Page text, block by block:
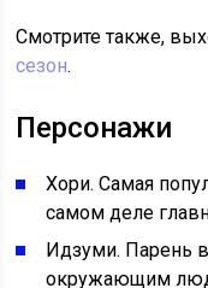
Смотрите также,
сезон.
Персонажи
Хори. Самая
самом деле
Идзуми. Парень
окружающим